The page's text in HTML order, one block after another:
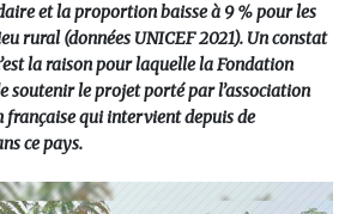
et la proportion baisse à 9 % pour les
rural (données UNICEF 2021). Un constat
la raison pour laquelle la Fondation
soutenir le projet porté par l’association
française qui intervient depuis de
ce pays.